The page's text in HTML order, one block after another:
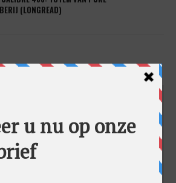
(LONGREAD)